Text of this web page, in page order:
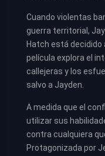
Cuando violentas
guerra territorial,
Hatch está decidido
película explora el
callejeras y los
salvo a Jayden.
A medida que el
utilizar sus
contra cualquiera
Protagonizada por